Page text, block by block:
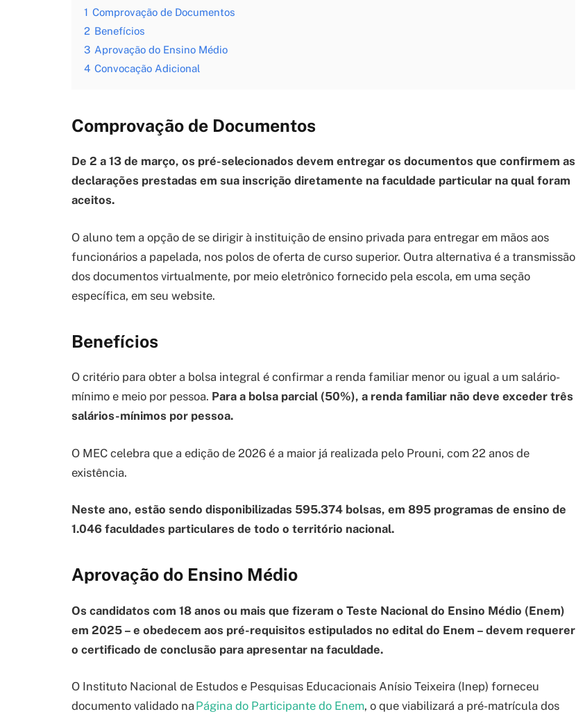
1 Comprovação de Documentos
2 Benefícios
3 Aprovação do Ensino Médio
4 Convocação Adicional
Comprovação de Documentos
De 2 a 13 de março, os pré-selecionados devem entregar os documentos que confirmem as
declarações prestadas em sua inscrição diretamente na faculdade particular na qual foram
aceitos.
O aluno tem a opção de se dirigir à instituição de ensino privada para entregar em mãos aos
funcionários a papelada, nos polos de oferta de curso superior. Outra alternativa é a transmissão
dos documentos virtualmente, por meio eletrônico fornecido pela escola, em uma seção
específica, em seu website.
Benefícios
O critério para obter a bolsa integral é confirmar a renda familiar menor ou igual a um salário-
mínimo e meio por pessoa. Para a bolsa parcial (50%), a renda familiar não deve exceder três
salários-mínimos por pessoa.
O MEC celebra que a edição de 2026 é a maior já realizada pelo Prouni, com 22 anos de
existência.
Neste ano, estão sendo disponibilizadas 595.374 bolsas, em 895 programas de ensino de
1.046 faculdades particulares de todo o território nacional.
Aprovação do Ensino Médio
Os candidatos com 18 anos ou mais que fizeram o Teste Nacional do Ensino Médio (Enem)
em 2025 – e obedecem aos pré-requisitos estipulados no edital do Enem – devem requerer
o certificado de conclusão para apresentar na faculdade.
O Instituto Nacional de Estudos e Pesquisas Educacionais Anísio Teixeira (Inep) forneceu
documento validado na Página do Participante do Enem, o que viabilizará a pré-matrícula dos